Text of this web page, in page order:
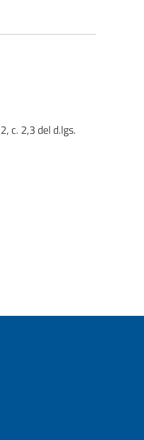
c. 2,3 del d.lgs.